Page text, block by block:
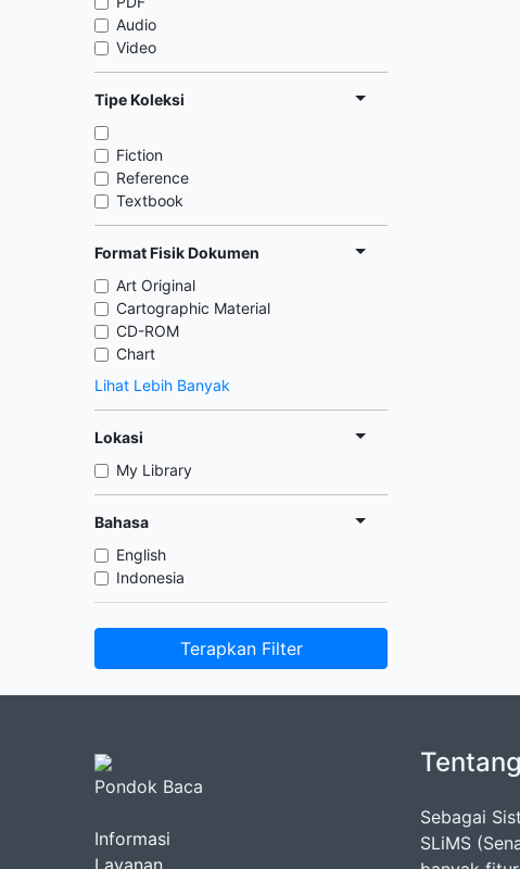
Audio
Video
Tipe Koleksi
Fiction
Reference
Textbook
Format Fisik Dokumen
Art Original
Cartographic Material
CD-ROM
Chart
Lihat Lebih Banyak
Lokasi
My Library
Bahasa
English
Indonesia
Terapkan Filter
Pondok Baca
Informasi
Layanan
Sebagai
SLiMS